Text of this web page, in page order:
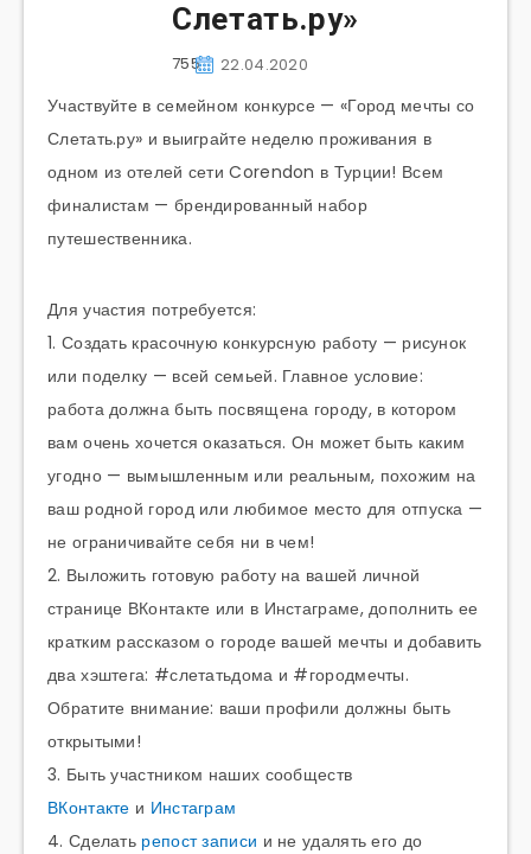
Слетать.ру»
22.04.2020
755
Участвуйте в семейном конкурсе — «Город мечты со
Слетать.ру» и выиграйте неделю проживания в
одном из отелей сети Corendon в Турции! Всем
финалистам — брендированный набор
путешественника.
Для участия потребуется:
1. Создать красочную конкурсную работу — рисунок
или поделку — всей семьей. Главное условие:
работа должна быть посвящена городу, в котором
вам очень хочется оказаться. Он может быть каким
угодно — вымышленным или реальным, похожим на
ваш родной город или любимое место для отпуска —
не ограничивайте себя ни в чем!
2. Выложить готовую работу на вашей личной
странице ВКонтакте или в Инстаграме, дополнить ее
кратким рассказом о городе вашей мечты и добавить
два хэштега: #слетатьдома и #городмечты.
Обратите внимание: ваши профили должны быть
открытыми!
3. Быть участником наших сообществ
ВКонтакте и Инстаграм
4. Сделать репост записи и не удалять его до